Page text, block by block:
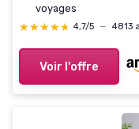
voyages
★★★★★
★★★★★ 4,7/5 — 4813
Voir l'offre